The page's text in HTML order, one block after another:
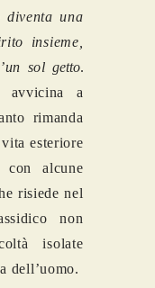
diventa una
insieme,
solgetto.
avvicina a
rimanda
esteriore
alcune
risiede nel
non
isolate
dell’uomo.